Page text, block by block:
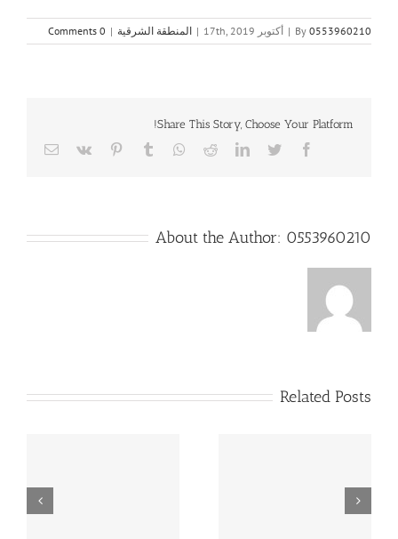
By 0553960210
| أكتوبر 17th, 2019 | المنطقة الشرقية |
0 Comments
Share This Story, Choose Your Platform!
Facebook
Twitter
LinkedIn
Reddit
Whatsapp
Tumblr
Pinterest
Vk
Email
About the Author: 0553960210
Related Posts
حول مكانًك إلى مكان